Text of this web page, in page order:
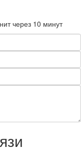
через 10 минут